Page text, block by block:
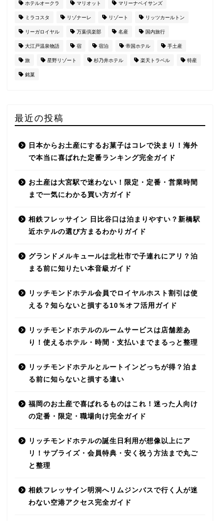
ホテルオークラ マリオット マリーナベイサンズ
ミラコスタ リゾナーレ リゾート リッツカールトン
リーガロイヤル 万葉倶楽部 名産 国内旅行
大江戸温泉物語 宿 宿泊 帝国ホテル 手土産
旅 星野リゾート 杉乃井ホテル 楽天トラベル 特産
銘菓
最近の投稿
日本からお土産にするお菓子はコレで決まり！海外
で本当に喜ばれた定番ランキング完全ガイド
お土産は大宮駅で迷わない！限定・定番・営業時間
まで一気にわかる買い方ガイド
相鉄フレッサイン 日比谷口は泊まりやすい？新橋駅
近ホテルの選び方まるわかりガイド
グランドメルキュールは北杜市で子連れにアリ？泊
まる前に知りたい本音級ガイド
リッチモンドホテル会員でロイヤルホスト割引は使
える？知らないと損する10％オフ活用ガイド
リッチモンドホテルのルームサービスは店舗差あ
り！使えるホテル・時間・支払いまでまるっと整理
リッチモンドホテルとルートインどっちが得？泊ま
る前に知らないと損する違い
福岡のお土産で喜ばれるものはこれ！迷った人向け
の定番・限定・職場向け完全ガイド
リッチモンドホテルの誕生日利用が想像以上にア
リ！サプライズ・会員特典・安く祝う方法まで丸ご
と整理
相鉄フレッサイン明洞へリムジンバスで行く人が迷
わない空港アクセス完全ガイド